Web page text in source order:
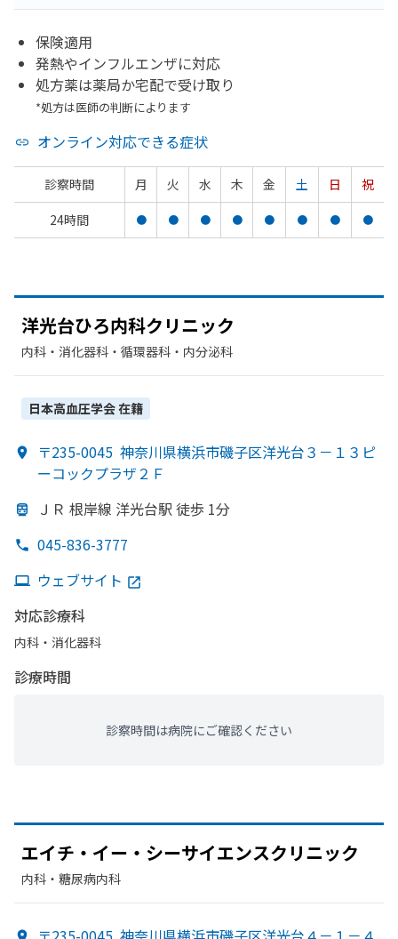
保険適用
発熱やインフルエンザに対応
処方薬は薬局か宅配で受け取り
*処方は医師の判断によります
オンライン対応できる症状
診察時間 月 火 水 木 金 土 日
祝
24時間
● ● ● ● ● ● ● ●
洋光台ひろ内科クリニック
内科・​消化器科・​循環器科・​内分泌科
日本高血圧学会在籍
〒235-0045 神奈川県横浜市磯子区洋光台３－１３ピ
ーコックプラザ２Ｆ
ＪＲ 根岸線 洋光台駅 徒歩 1分
045-836-3777
ウェブサイト
対応診療科
内科・​消化器科
診療時間
診察時間は病院にご確認ください
エイチ・イー・ シーサイエンスクリニック
内科・​糖尿病内科